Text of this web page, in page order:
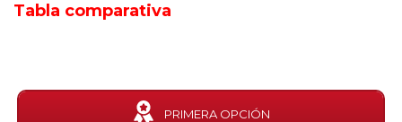
Tabla comparativa
PRIMERA OPCIÓN